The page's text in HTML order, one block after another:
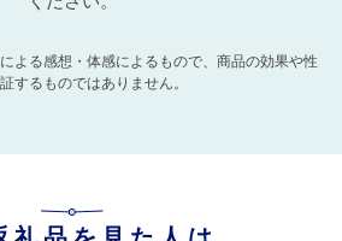
よる感想・体感によるもので、商品の効果や性
するものではありません。